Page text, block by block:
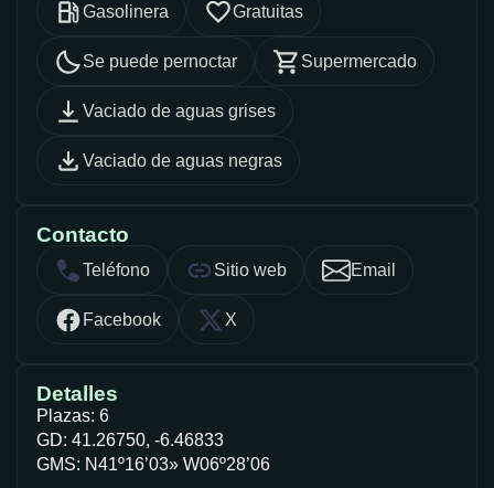
Gasolinera Gratuitas
Se puede pernoctar Supermercado
Vaciado de aguas grises
Vaciado de aguas negras
Contacto
Teléfono Sitio web Email
Facebook X
Detalles
Plazas: 6
GD: 41.26750, -6.46833
GMS: N41º16’03» W06º28’06